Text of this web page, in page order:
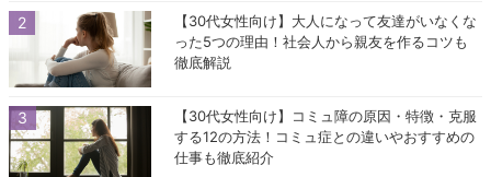
【30代女性向け】大人になって友達がいなくな
った5つの理由！社会人から親友を作るコツも
徹底解説
【30代女性向け】コミュ障の原因・特徴・克服
する12の方法！コミュ症との違いやおすすめの
仕事も徹底紹介